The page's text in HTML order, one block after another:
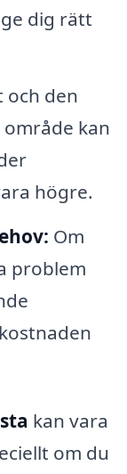
dig rätt
och den
kan
högre.
Om
problem
kan vara
om du